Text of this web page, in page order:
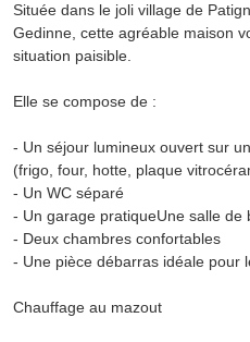
Située dans le joli village de
Gedinne, cette agréable maison
situation paisible.
Elle se compose de :
- Un séjour lumineux ouvert sur
(frigo, four, hotte, plaque
- Un WC séparé
- Un garage pratiqueUne salle de
- Deux chambres confortables
- Une pièce débarras idéale pour
Chauffage au mazout